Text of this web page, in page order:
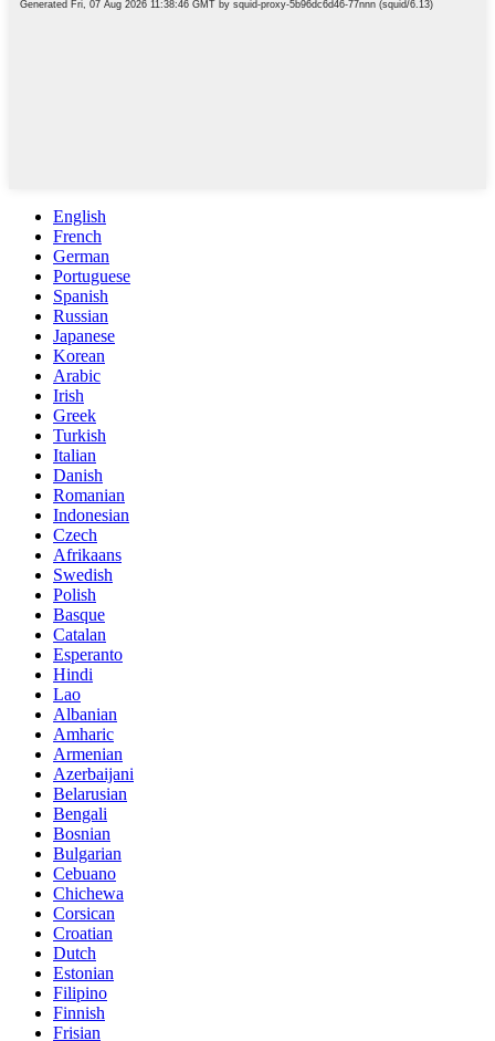
English
French
German
Portuguese
Spanish
Russian
Japanese
Korean
Arabic
Irish
Greek
Turkish
Italian
Danish
Romanian
Indonesian
Czech
Afrikaans
Swedish
Polish
Basque
Catalan
Esperanto
Hindi
Lao
Albanian
Amharic
Armenian
Azerbaijani
Belarusian
Bengali
Bosnian
Bulgarian
Cebuano
Chichewa
Corsican
Croatian
Dutch
Estonian
Filipino
Finnish
Frisian